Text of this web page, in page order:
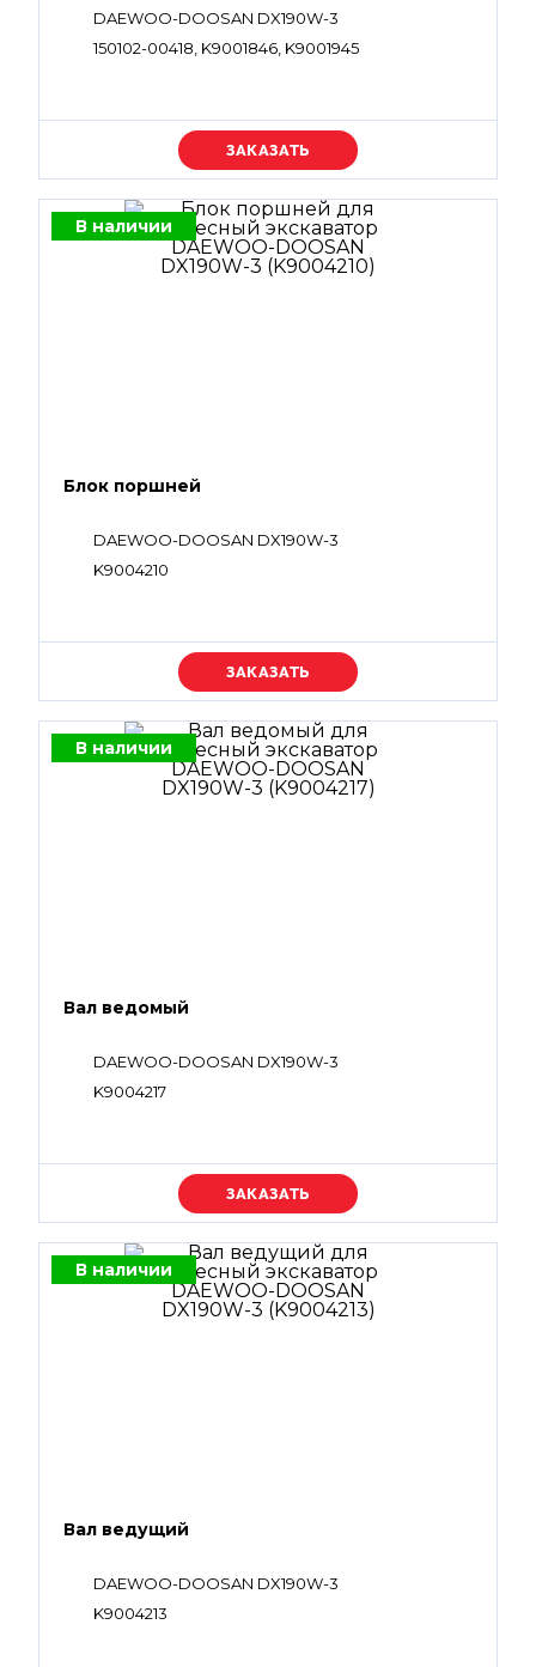
DAEWOO-DOOSAN DX190W-3
150102-00418, K9001846, K9001945
Уточняйте цену
В наличии
Блок поршней
DAEWOO-DOOSAN DX190W-3
K9004210
Уточняйте цену
В наличии
Вал ведомый
DAEWOO-DOOSAN DX190W-3
K9004217
Уточняйте цену
В наличии
Вал ведущий
DAEWOO-DOOSAN DX190W-3
K9004213